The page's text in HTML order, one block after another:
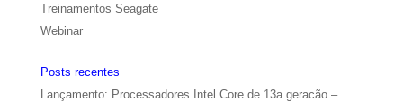
Treinamentos Seagate
Webinar
Posts recentes
Lançamento: Processadores Intel Core de 13a geracão –